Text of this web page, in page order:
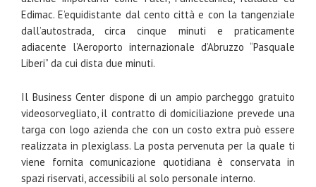
Edimac. E’equidistante dal cento città e con la tangenziale
dall’autostrada, circa cinque minuti e praticamente
adiacente l’Aeroporto internazionale d’Abruzzo “Pasquale
Liberi” da cui dista due minuti.
Il Business Center dispone di un ampio parcheggo gratuito
videosorvegliato, il contratto di domiciliazione prevede una
targa con logo azienda che con un costo extra può essere
realizzata in plexiglass. La posta pervenuta per la quale ti
viene fornita comunicazione quotidiana è conservata in
spazi riservati, accessibili al solo personale interno.